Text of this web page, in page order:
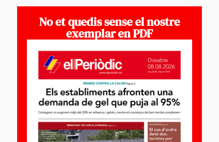
No et quedis sense el nostre
exemplar en PDF